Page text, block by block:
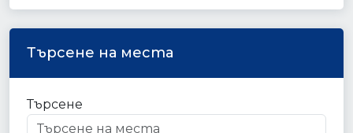
Търсене на места
Търсене